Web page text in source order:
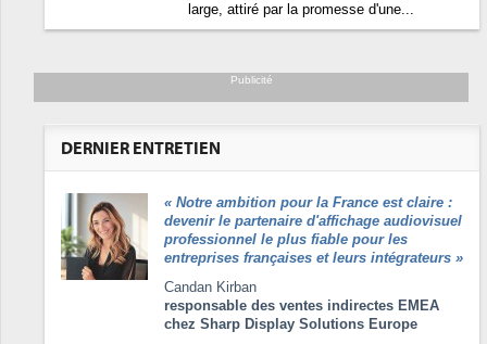
large, attiré par la promesse d'une...
Publicité
DERNIER ENTRETIEN
« Notre ambition pour la France est claire :
devenir le partenaire d'affichage audiovisuel
professionnel le plus fiable pour les
entreprises françaises et leurs intégrateurs »
Candan Kirban
responsable des ventes indirectes EMEA
chez Sharp Display Solutions Europe